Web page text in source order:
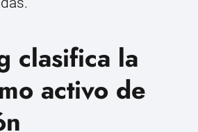
clasifica la
activo de